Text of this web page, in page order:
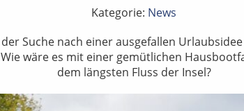
Kategorie: News
Suche nach einer ausgefallen
wäre es mit einer gemütlichen
dem längsten Fluss der Insel?